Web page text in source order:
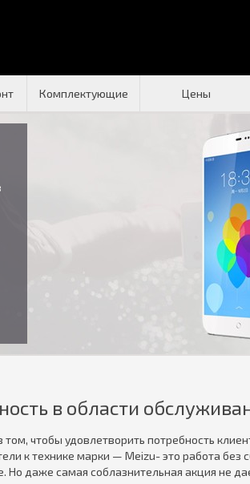
Комплектующие Цены
в области
чтобы удовлетворить потребность
к технике марки — Meizu- это работа без
даже самая соблазнительная акция не